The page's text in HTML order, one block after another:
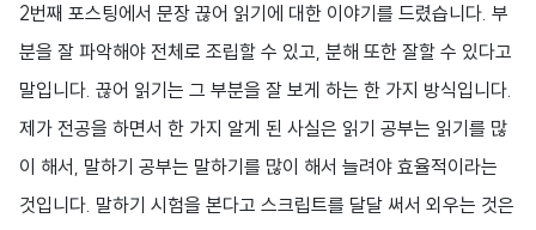
2번째 포스팅에서 문장 끊어 읽기에 대한 이야기를 드렸습니다. 부
분을 잘 파악해야 전체로 조립할 수 있고, 분해 또한 잘할 수 있다고
말입니다. 끊어 읽기는 그 부분을 잘 보게 하는 한 가지 방식입니다.
제가 전공을 하면서 한 가지 알게 된 사실은 읽기 공부는 읽기를 많
이 해서, 말하기 공부는 말하기를 많이 해서 늘려야 효율적이라는
것입니다. 말하기 시험을 본다고 스크립트를 달달 써서 외우는 것은